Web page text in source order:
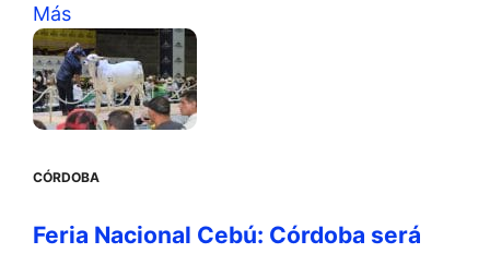
Más
CÓRDOBA
Feria Nacional Cebú: Córdoba será